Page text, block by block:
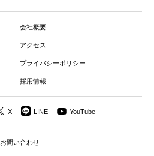
会社概要
アクセス
プライバシーポリシー
採用情報
X LINE YouTube
お問い合わせ